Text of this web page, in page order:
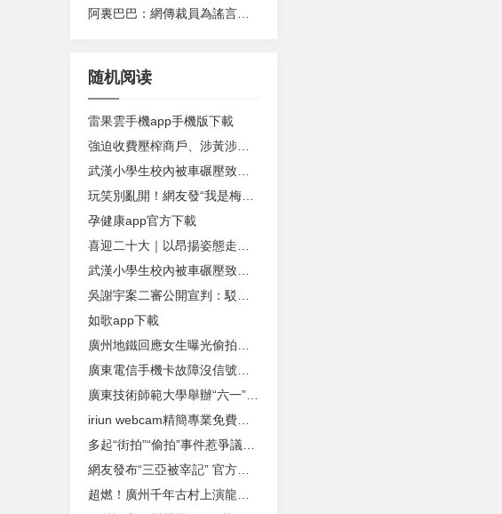
阿裏巴巴：網傳裁員為謠言，今年預估招15000人
随机阅读
雷果雲手機app手機版下載
強迫收費壓榨商戶、涉黃涉毒攫取巨資！楊柱等14人涉黑案一審判了
武漢小學生校內被車碾壓致死 涉事老師稱以為孩子已經走了
玩笑別亂開！網友發“我是梅西找你轉錢”被停機 運營商回應
孕健康app官方下載
喜迎二十大｜以昂揚姿態走好新的趕考之路
武漢小學生校內被車碾壓致死 涉事老師稱以為孩子已經走了
吳謝宇案二審公開宣判：駁回上訴，維持死刑判決
如歌app下載
廣州地鐵回應女生曝光偷拍事件：雙方當時已和解
廣東電信手機卡故障沒信號？官方回應：網絡異常，深表歉意
廣東技術師範大學舉辦“六一”科普體驗活動
iriun webcam精簡專業免費版下載
多起“街拍”“偷拍”事件惹爭議，專家建議：及時固定證據 合理合法維權
網友發布“三亞被宰記” 官方通報：未發現商家存在違法行為
超燃！廣州千年古村上演龍舟競渡，12條隊伍出戰